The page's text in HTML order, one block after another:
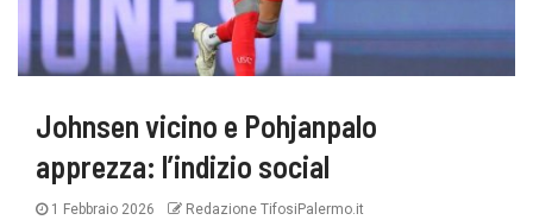
Johnsen vicino e Pohjanpalo
apprezza: l’indizio social
1 Febbraio 2026 Redazione TifosiPalermo.it